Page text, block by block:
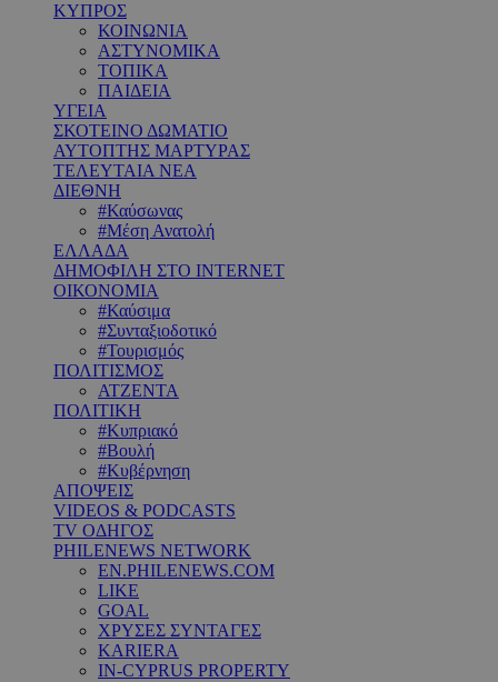
ΚΥΠΡΟΣ
ΚΟΙΝΩΝΙΑ
ΑΣΤΥΝΟΜΙΚΑ
ΤΟΠΙΚΑ
ΠΑΙΔΕΙΑ
ΥΓΕΙΑ
ΣΚΟΤΕΙΝΟ ΔΩΜΑΤΙΟ
ΑΥΤΟΠΤΗΣ ΜΑΡΤΥΡΑΣ
ΤΕΛΕΥΤΑΙΑ ΝΕΑ
ΔΙΕΘΝΗ
#Καύσωνας
#Μέση Ανατολή
ΕΛΛΑΔΑ
ΔΗΜΟΦΙΛΗ ΣΤΟ INTERNET
ΟΙΚΟΝΟΜΙΑ
#Καύσιμα
#Συνταξιοδοτικό
#Τουρισμός
ΠΟΛΙΤΙΣΜΟΣ
ΑΤΖΕΝΤΑ
ΠΟΛΙΤΙΚΗ
#Κυπριακό
#Βουλή
#Κυβέρνηση
ΑΠΟΨΕΙΣ
VIDEOS & PODCASTS
TV ΟΔΗΓΟΣ
PHILENEWS NETWORK
EN.PHILENEWS.COM
LIKE
GOAL
ΧΡΥΣΕΣ ΣΥΝΤΑΓΕΣ
KARIERA
IN-CYPRUS PROPERTY